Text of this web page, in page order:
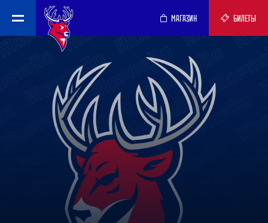
МАГАЗИН БИЛЕТЫ